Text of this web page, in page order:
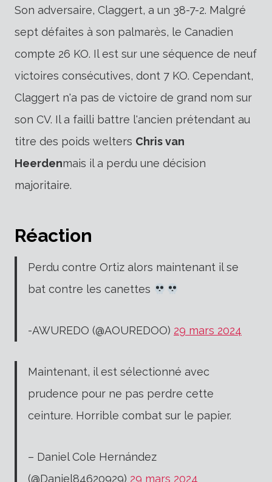
Son adversaire, Claggert, a un 38-7-2. Malgré
sept défaites à son palmarès, le Canadien
compte 26 KO. Il est sur une séquence de neuf
victoires consécutives, dont 7 KO. Cependant,
Claggert n'a pas de victoire de grand nom sur
son CV. Il a failli battre l'ancien prétendant au
titre des poids welters Chris van
Heerdenmais il a perdu une décision
majoritaire.
Réaction
Perdu contre Ortiz alors maintenant il se
bat contre les canettes
-AWUREDO (@AOUREDOO) 29 mars 2024
Maintenant, il est sélectionné avec
prudence pour ne pas perdre cette
ceinture. Horrible combat sur le papier.
– Daniel Cole Hernández
(@Daniel84620929) 29 mars 2024